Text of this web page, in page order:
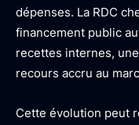
dépenses. La RDC
financement public
recettes internes,
recours accru au
Cette évolution peut